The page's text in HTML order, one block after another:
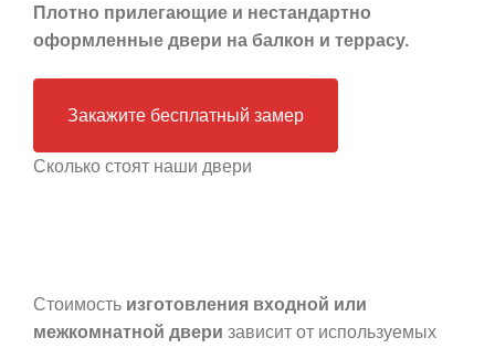
Плотно прилегающие и нестандартно
оформленные двери на балкон и террасу.
Закажите бесплатный замер
Сколько стоят наши двери
Стоимость изготовления входной или
межкомнатной двери зависит от используемых